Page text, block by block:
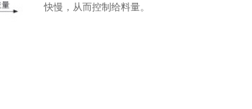
快慢，从而控制给料量。